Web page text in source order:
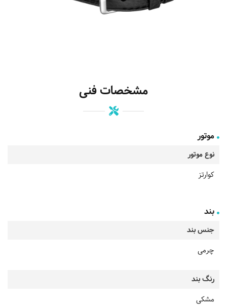
مشخصات فنی
موتور
نوع موتور
کوارتز
بند
جنس بند
چرمی
رنگ بند
مشکی